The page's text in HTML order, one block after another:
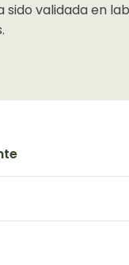
sido validada en